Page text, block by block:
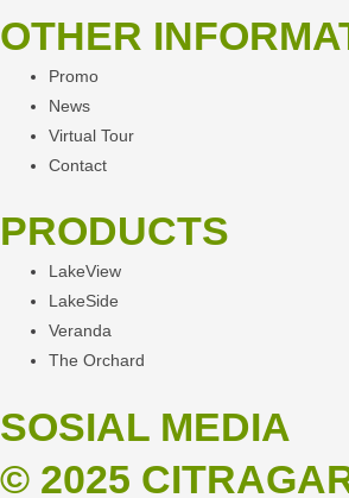
OTHER
Promo
News
Virtual Tour
Contact
PRODUCTS
LakeView
LakeSide
Veranda
The Orchard
SOSIAL MEDIA
© 2025